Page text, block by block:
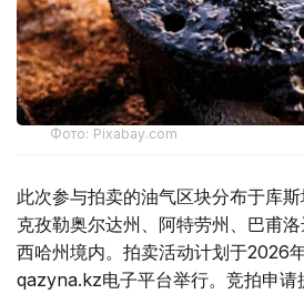
Фото: Pixabay.com
此次参与拍卖的油气区块分布于库斯
克孜勒奥尔达州、阿特劳州、巴甫
西哈州境内。拍卖活动计划于2026
qazyna.kz电子平台举行。竞拍申请